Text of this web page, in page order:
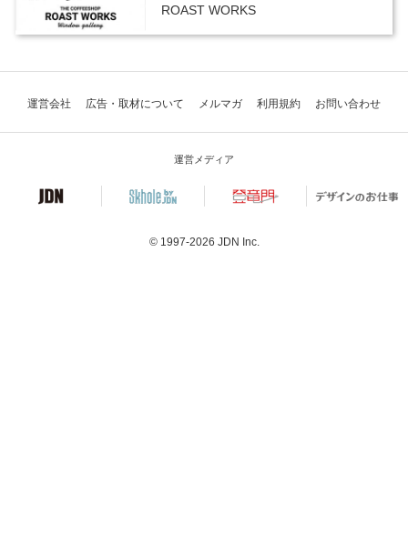
ROAST WORKS
運営会社 広告・取材について メルマガ 利用規約 お問い合わせ
運営メディア
© 1997-2026 JDN Inc.